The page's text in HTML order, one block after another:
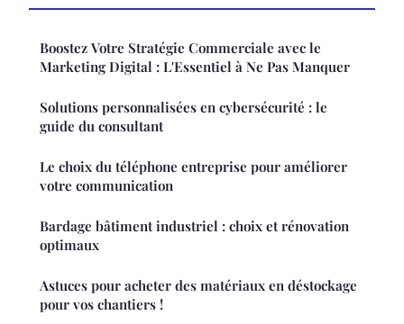
Boostez Votre Stratégie Commerciale avec le
Marketing Digital : L'Essentiel à Ne Pas Manquer
Solutions personnalisées en cybersécurité : le
guide du consultant
Le choix du téléphone entreprise pour améliorer
votre communication
Bardage bâtiment industriel : choix et rénovation
optimaux
Astuces pour acheter des matériaux en déstockage
pour vos chantiers !